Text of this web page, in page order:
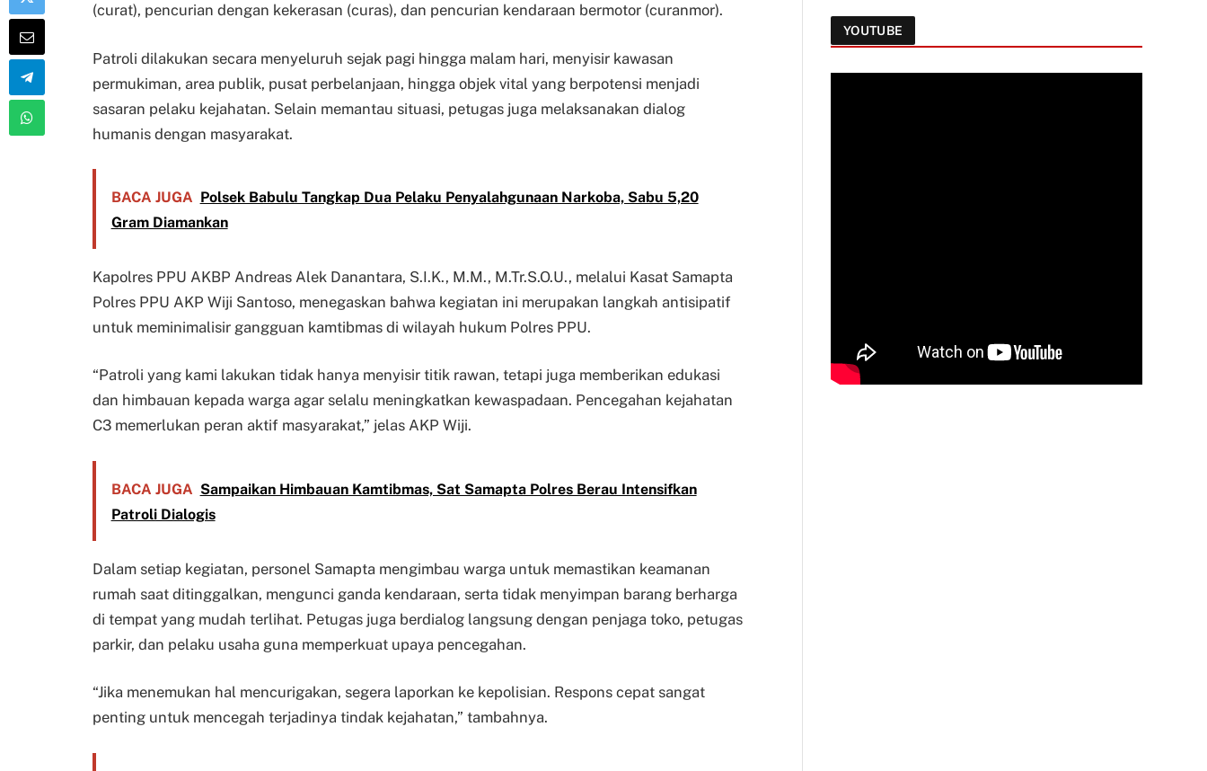
(curat), pencurian dengan kekerasan (curas), dan pencurian kendaraan bermotor (curanmor).
Patroli dilakukan secara menyeluruh sejak pagi hingga malam hari, menyisir kawasan
permukiman, area publik, pusat perbelanjaan, hingga objek vital yang berpotensi menjadi
sasaran pelaku kejahatan. Selain memantau situasi, petugas juga melaksanakan dialog
humanis dengan masyarakat.
BACA JUGA Polsek Babulu Tangkap Dua Pelaku Penyalahgunaan Narkoba, Sabu 5,20
Gram Diamankan
Kapolres PPU AKBP Andreas Alek Danantara, S.I.K., M.M., M.Tr.S.O.U., melalui Kasat Samapta
Polres PPU AKP Wiji Santoso, menegaskan bahwa kegiatan ini merupakan langkah antisipatif
untuk meminimalisir gangguan kamtibmas di wilayah hukum Polres PPU.
“Patroli yang kami lakukan tidak hanya menyisir titik rawan, tetapi juga memberikan edukasi
dan himbauan kepada warga agar selalu meningkatkan kewaspadaan. Pencegahan kejahatan
C3 memerlukan peran aktif masyarakat,” jelas AKP Wiji.
BACA JUGA Sampaikan Himbauan Kamtibmas, Sat Samapta Polres Berau Intensifkan
Patroli Dialogis
Dalam setiap kegiatan, personel Samapta mengimbau warga untuk memastikan keamanan
rumah saat ditinggalkan, mengunci ganda kendaraan, serta tidak menyimpan barang berharga
di tempat yang mudah terlihat. Petugas juga berdialog langsung dengan penjaga toko, petugas
parkir, dan pelaku usaha guna memperkuat upaya pencegahan.
“Jika menemukan hal mencurigakan, segera laporkan ke kepolisian. Respons cepat sangat
penting untuk mencegah terjadinya tindak kejahatan,” tambahnya.
YOUTUBE